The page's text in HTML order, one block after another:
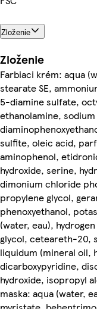
Zloženie
Zloženie
Farbiaci krém: aqua
stearate SE,
5-diamine sulfate,
ethanolamine,
sulfite, oleic acid,
aminophenol,
hydroxide, serine,
dimonium chloride
propylene glycol,
phenoxyethanol,
(water, eau),
glycol, ceteareth-20,
liquidum (mineral oil,
dicarboxypyridine,
hydroxide, isopropyl
maska: aqua (water,